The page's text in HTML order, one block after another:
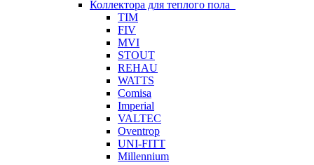
Коллектора для теплого пола
TIM
FIV
MVI
STOUT
REHAU
WATTS
Comisa
Imperial
VALTEC
Oventrop
UNI-FITT
Millennium